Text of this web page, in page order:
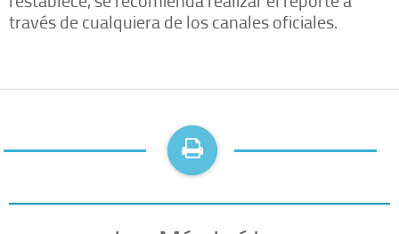
través de cualquiera de los canales oficiales.